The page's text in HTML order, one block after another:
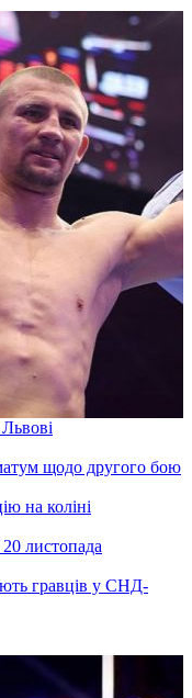
щодо другого бою
на коліні
листопада
гравців у СНД-